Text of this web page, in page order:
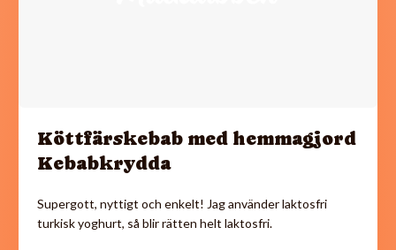
Köttfärskebab med hemmagjord
Kebabkrydda
Supergott, nyttigt och enkelt! Jag använder laktosfri
turkisk yoghurt, så blir rätten helt laktosfri.